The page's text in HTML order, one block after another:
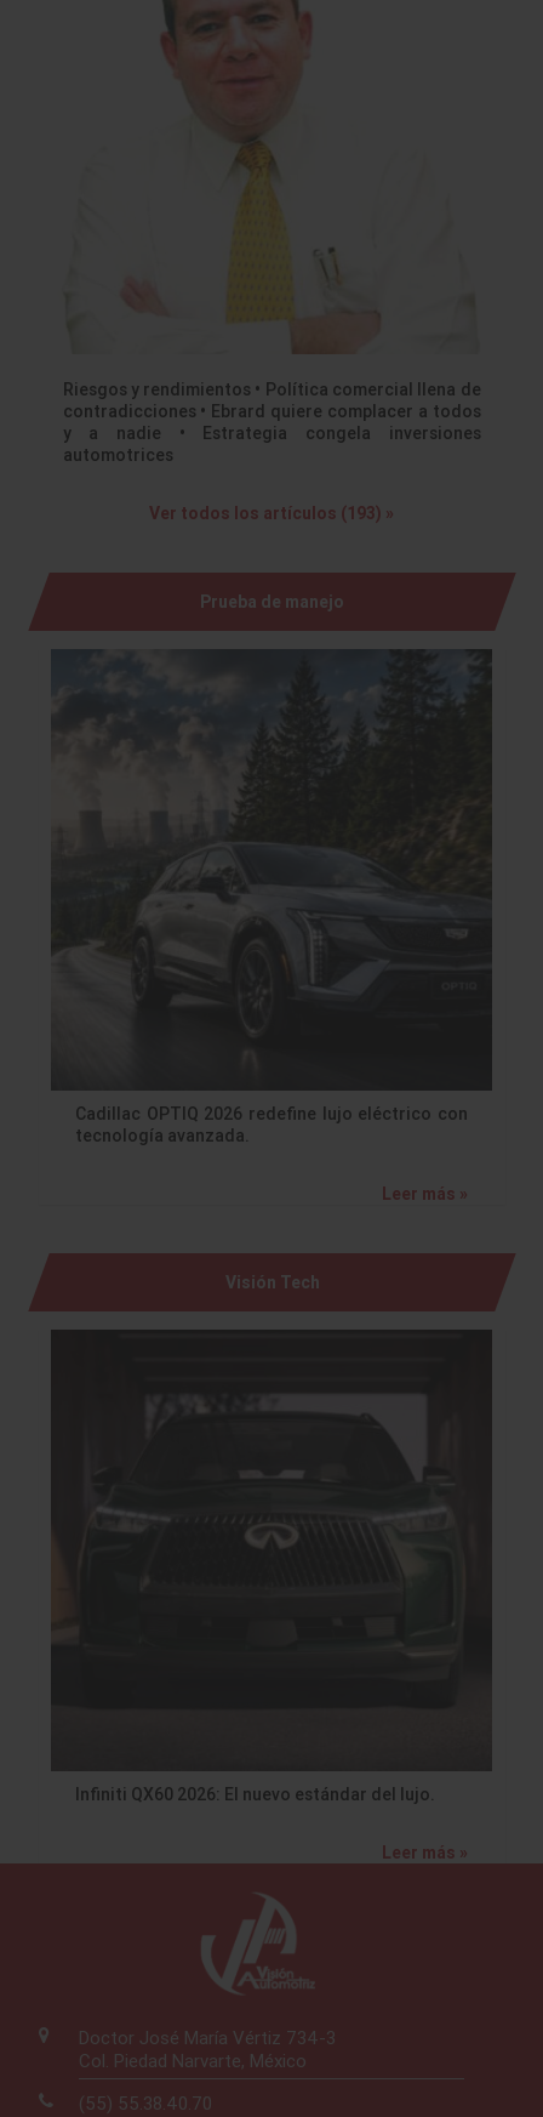
Riesgos y rendimientos • Política comercial llena de
contradicciones • Ebrard quiere complacer a todos
y a nadie • Estrategia congela inversiones
automotrices
Ver todos los artículos (193) »
Prueba de manejo
Cadillac OPTIQ 2026 redefine lujo eléctrico con
tecnología avanzada.
Leer más »
Visión Tech
Infiniti QX60 2026: El nuevo estándar del lujo.
Leer más »
Doctor José María Vértiz 734-3
Col. Piedad Narvarte, México
(55) 55.38.40.70